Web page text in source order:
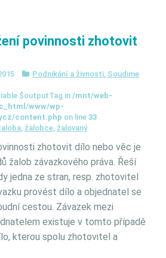
povinnosti zhotovit
Podnikání a živnosti, Soudime
$outputTag in/mnt/web-
www/wp-
content.php on line 33
, žalobce, žalovaný
zhotovit dílo nebo věc je
žalob závazkového práva. Řeší
jedna ze stran, resp. zhotovitel
provést dílo a objednatel se
cestou. Závazek mezi
existuje v tomto případě
kterou spolu zhotovitel a